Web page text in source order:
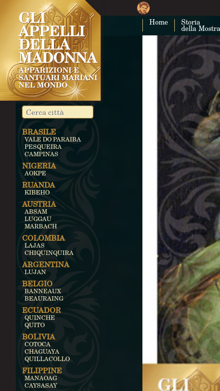
Home Storia
della Mostra
BRASILE
VALE DO PARAIBA
PESQUEIRA
CAMPINAS
NIGERIA
AOKPE
RUANDA
KIBEHO
AUSTRIA
ABSAM
LUGGAU
MARBACH
COLOMBIA
LAJAS
CHIQUINQUIRA
ARGENTINA
LUJAN
BELGIO
BANNEAUX
BEAURAING
ECUADOR
QUINCHE
QUITO
BOLIVIA
COTOCA
CHAGUAYA
QUILLACOLLO
FILIPPINE
MANAOAG
CAYSASAY